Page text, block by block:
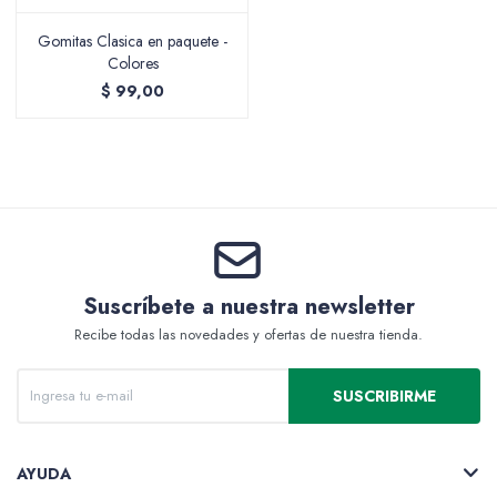
Gomitas Clasica en paquete -
Colores
$ 99,00
Suscríbete a nuestra newsletter
Recibe todas las novedades y ofertas de nuestra tienda.
SUSCRIBIRME
AYUDA
Packing y Regalaría
Cotillón y Sorpresitas